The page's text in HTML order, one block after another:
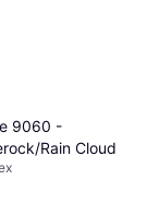
9060 -
Rain Cloud